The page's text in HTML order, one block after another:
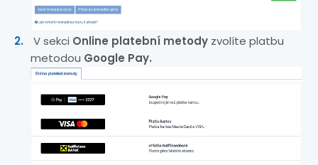
V sekci Online platební metody zvolíte platbu
metodou Google Pay.